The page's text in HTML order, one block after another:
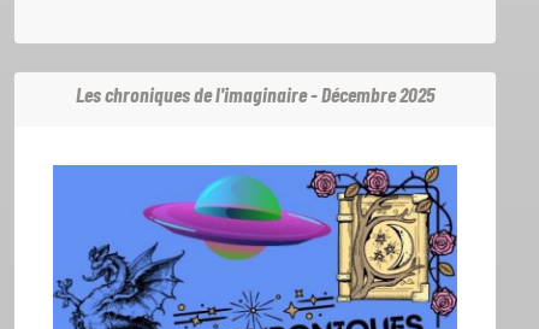
Les chroniques de l'imaginaire - Décembre 2025